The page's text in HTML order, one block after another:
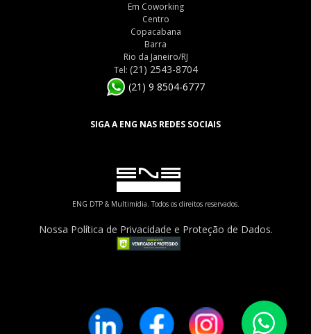
Em Coworking
Centro
Copacabana
Barra
Rio da Janeiro/RJ
Tel: (21) 2543-8704
(21) 9 8504-6777
SIGA A ENG NAS REDES SOCIAIS
ENG DTP & Multimídia. Todos os direitos reservados.
Nossa Política de Privacidade e Proteção de Dados.